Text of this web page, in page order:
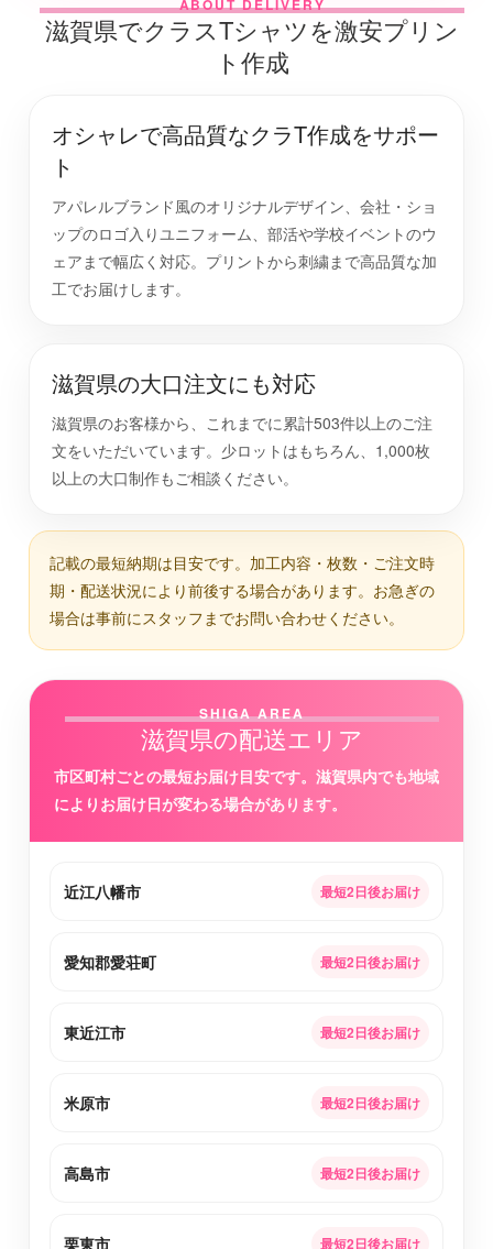
ABOUT DELIVERY
滋賀県でクラスTシャツを激安プリン
ト作成
オシャレで高品質なクラT作成をサポー
ト
アパレルブランド風のオリジナルデザイン、会社・ショ
ップのロゴ入りユニフォーム、部活や学校イベントのウ
ェアまで幅広く対応。プリントから刺繍まで高品質な加
工でお届けします。
滋賀県の大口注文にも対応
滋賀県のお客様から、これまでに累計503件以上のご注
文をいただいています。少ロットはもちろん、1,000枚
以上の大口制作もご相談ください。
記載の最短納期は目安です。加工内容・枚数・ご注文時
期・配送状況により前後する場合があります。お急ぎの
場合は事前にスタッフまでお問い合わせください。
SHIGA AREA
滋賀県の配送エリア
市区町村ごとの最短お届け目安です。滋賀県内でも地域
によりお届け日が変わる場合があります。
近江八幡市 最短2日後お届け
愛知郡愛荘町 最短2日後お届け
東近江市 最短2日後お届け
米原市 最短2日後お届け
高島市 最短2日後お届け
栗東市 最短2日後お届け